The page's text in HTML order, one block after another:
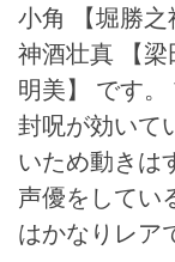
小角
【堀勝
神酒壮真
【
明美】 です
封呪が効いて
いため動きは
声優をしてい
はかなりレア